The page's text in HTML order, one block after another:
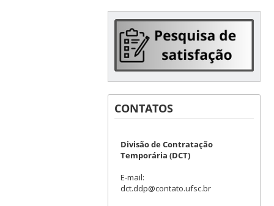
CONTATOS
Divisão de Contratação
Temporária (DCT)
E-mail:
dct.ddp@contato.ufsc.br